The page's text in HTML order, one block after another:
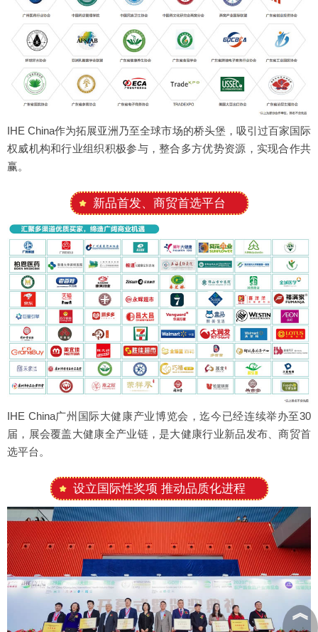
IHE China作为拓展亚洲乃至全球市场的桥头堡，吸引过百家国际
权威机构和行业组织积极参与，整合多方优势资源，实现合作共
赢。
新品首发、商贸首选平台
IHE China广州国际大健康产业博览会，迄今已经连续举办至30
届，展会覆盖大健康全产业链，是大健康行业新品发布、商贸首
选平台。
设立国际性奖项 推动品质化进程
︽